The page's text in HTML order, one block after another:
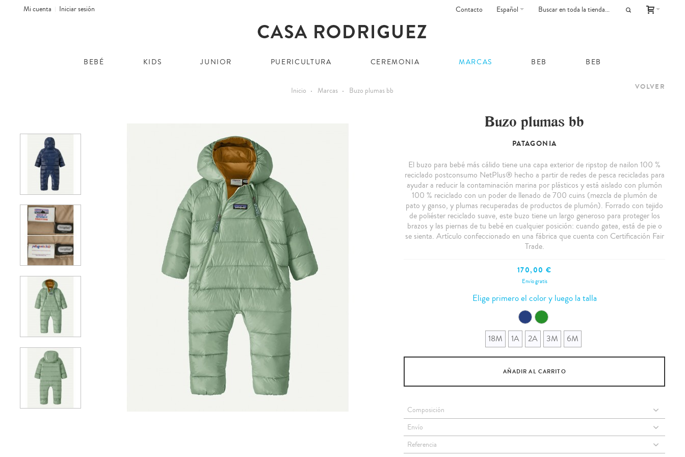
Mi cuenta Iniciar sesión Español
Contacto
BEBÉ KIDS JUNIOR PUERICULTURA CEREMONIA MARCAS BEB BEB
Inicio Marcas Buzo plumas bb VOLVER
Buzo plumas bb
PATAGONIA
El buzo para bebé más cálido tiene una capa exterior de ripstop de nailon 100 %
reciclado postconsumo NetPlus® hecho a partir de redes de pesca recicladas para
ayudar a reducir la contaminación marina por plásticos y está aislado con plumón
100 % reciclado con un poder de llenado de 700 cuins (mezcla de plumón de
pato y ganso, y plumas recuperadas de productos de plumón). Forrado con tejido
de poliéster reciclado suave, este buzo tiene un largo generoso para proteger los
brazos y las piernas de tu bebé en cualquier posición: cuando gatea, está de pie o
se sienta. Artículo confeccionado en una fábrica que cuenta con Certificación Fair
Trade.
170,00 €
Envío gratis
Elige primero el color y luego la talla
18M 1A 2A 3M 6M
AÑADIR AL CARRITO
Composición
Envío
Referencia